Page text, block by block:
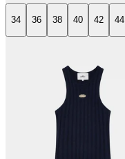
34 36 38 40 42 44